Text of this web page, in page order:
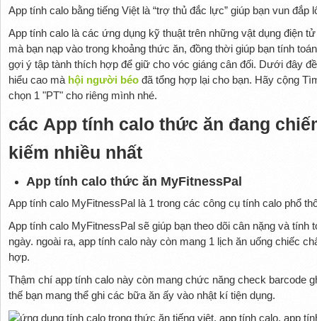
App tính calo bằng tiếng Việt là “trợ thủ đắc lực” giúp bạn vun đắp
App tính calo là các ứng dụng kỹ thuật trên những vật dụng điện
mà bạn nạp vào trong khoảng thức ăn, đồng thời giúp bạn tính
gợi ý tập tành thích hợp để giữ cho vóc giáng cân đối. Dưới đây
hiểu cao mà hội người béođã tổng hợp lại cho bạn. Hãy cộng
chọn 1 "PT" cho riêng mình nhé.
các App tính calo thức ăn đang
kiếm nhiều nhất
App tính calo thức ăn MyFitnessPal
App tính calo MyFitnessPal là 1 trong các công cụ tính calo phổ
App tính calo MyFitnessPal sẽ giúp bạn theo dõi cân nặng và tính
ngày. ngoài ra, app tính calo này còn mang 1 lịch ăn uống chiếc
hợp.
Thậm chí app tính calo này còn mang chức năng check barcode
thế bạn mang thể ghi các bữa ăn ấy vào nhật kí tiện dụng.